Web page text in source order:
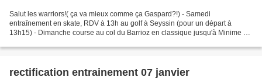
Salut les warriors!( ça va mieux comme ça Gaspard?!) - Samedi
entraînement en skate, RDV à 13h au golf à Seyssin (pour un départ à
13h15) - Dimanche course au col du Barrioz en classique jusqu'à Minime 2
rectification entrainement 07 janvier